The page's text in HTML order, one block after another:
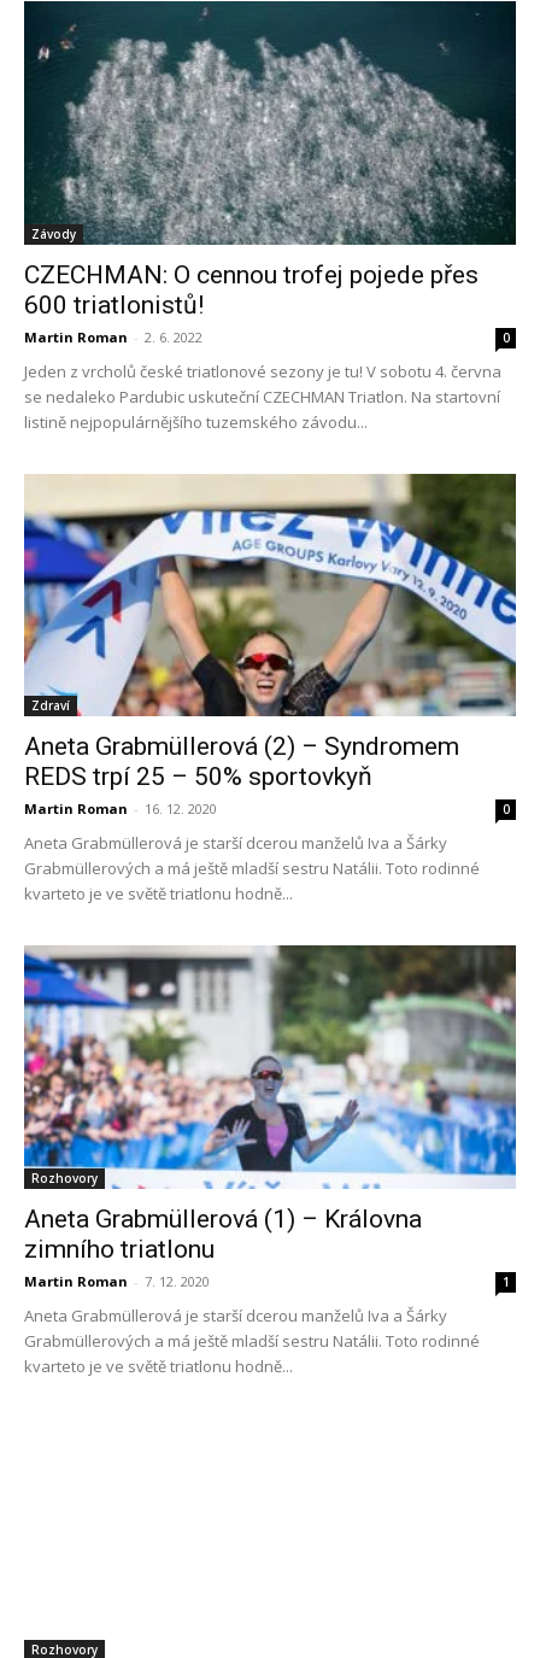
Závody
CZECHMAN: O cennou trofej pojede přes
600 triatlonistů!
Martin Roman - 2. 6. 2022 0
Jeden z vrcholů české triatlonové sezony je tu! V sobotu 4. června
se nedaleko Pardubic uskuteční CZECHMAN Triatlon. Na startovní
listině nejpopulárnějšího tuzemského závodu...
Zdraví
Aneta Grabmüllerová (2) – Syndromem
REDS trpí 25 – 50% sportovkyň
Martin Roman - 16. 12. 2020 0
Aneta Grabmüllerová je starší dcerou manželů Iva a Šárky
Grabmüllerových a má ještě mladší sestru Natálii. Toto rodinné
kvarteto je ve světě triatlonu hodně...
Rozhovory
Aneta Grabmüllerová (1) – Královna
zimního triatlonu
Martin Roman - 7. 12. 2020 1
Aneta Grabmüllerová je starší dcerou manželů Iva a Šárky
Grabmüllerových a má ještě mladší sestru Natálii. Toto rodinné
kvarteto je ve světě triatlonu hodně...
Rozhovory